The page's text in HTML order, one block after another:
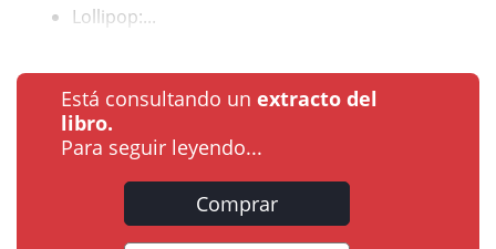
Lollipop:...
Está consultando un extracto del
libro.
Para seguir leyendo...
Comprar